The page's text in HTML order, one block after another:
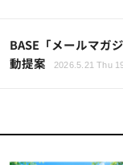
BASE「メールマガ
動提案
2026.5.21 Thu